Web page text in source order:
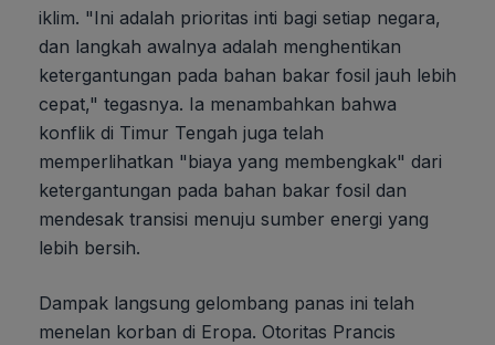
iklim. "Ini adalah prioritas inti bagi setiap negara,
dan langkah awalnya adalah menghentikan
ketergantungan pada bahan bakar fosil jauh lebih
cepat," tegasnya. Ia menambahkan bahwa
konflik di Timur Tengah juga telah
memperlihatkan "biaya yang membengkak" dari
ketergantungan pada bahan bakar fosil dan
mendesak transisi menuju sumber energi yang
lebih bersih.
Dampak langsung gelombang panas ini telah
menelan korban di Eropa. Otoritas Prancis